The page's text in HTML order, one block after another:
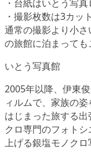
・台紙はいとう写
・撮影枚数は3カット
通常の撮影より小
の旅館に泊まって
いとう写真館
2005年以降、伊東
ィルムで、家族の
はじまった旅する
クロ専門のフォト
上げる銀塩モノクロ